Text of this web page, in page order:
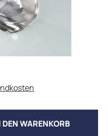
gewünschten
DEN WARENKORB